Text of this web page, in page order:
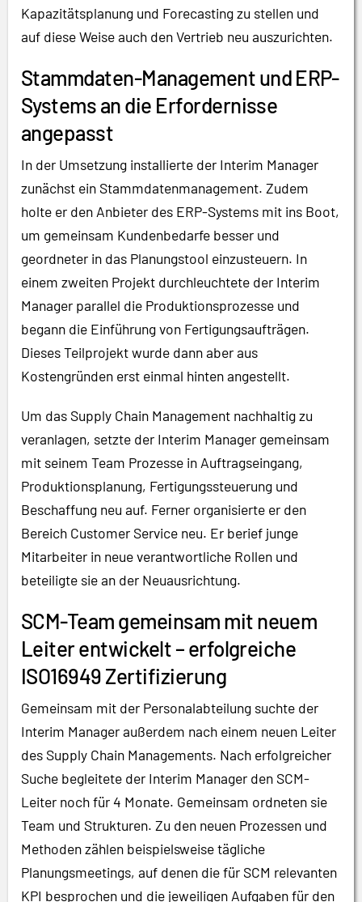
Kapazitätsplanung und Forecasting zu stellen und
auf diese Weise auch den Vertrieb neu auszurichten.
Stammdaten-Management und ERP-
Systems an die Erfordernisse
angepasst
In der Umsetzung installierte der Interim Manager
zunächst ein Stammdatenmanagement. Zudem
holte er den Anbieter des ERP-Systems mit ins Boot,
um gemeinsam Kundenbedarfe besser und
geordneter in das Planungstool einzusteuern. In
einem zweiten Projekt durchleuchtete der Interim
Manager parallel die Produktionsprozesse und
begann die Einführung von Fertigungsaufträgen.
Dieses Teilprojekt wurde dann aber aus
Kostengründen erst einmal hinten angestellt.
Um das Supply Chain Management nachhaltig zu
veranlagen, setzte der Interim Manager gemeinsam
mit seinem Team Prozesse in Auftragseingang,
Produktionsplanung, Fertigungssteuerung und
Beschaffung neu auf. Ferner organisierte er den
Bereich Customer Service neu. Er berief junge
Mitarbeiter in neue verantwortliche Rollen und
beteiligte sie an der Neuausrichtung.
SCM-Team gemeinsam mit neuem
Leiter entwickelt – erfolgreiche
ISO16949 Zertifizierung
Gemeinsam mit der Personalabteilung suchte der
Interim Manager außerdem nach einem neuen Leiter
des Supply Chain Managements. Nach erfolgreicher
Suche begleitete der Interim Manager den SCM-
Leiter noch für 4 Monate. Gemeinsam ordneten sie
Team und Strukturen. Zu den neuen Prozessen und
Methoden zählen beispielsweise tägliche
Planungsmeetings, auf denen die für SCM relevanten
KPI besprochen und die jeweiligen Aufgaben für den